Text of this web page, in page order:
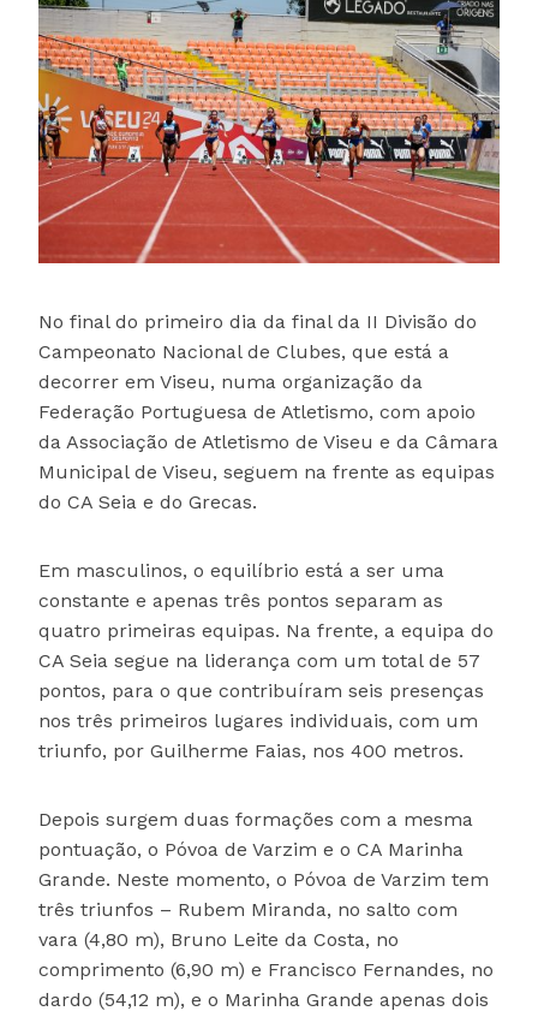
No final do primeiro dia da final da II Divisão do
Campeonato Nacional de Clubes, que está a
decorrer em Viseu, numa organização da
Federação Portuguesa de Atletismo, com apoio
da Associação de Atletismo de Viseu e da Câmara
Municipal de Viseu, seguem na frente as equipas
do CA Seia e do Grecas.
Em masculinos, o equilíbrio está a ser uma
constante e apenas três pontos separam as
quatro primeiras equipas. Na frente, a equipa do
CA Seia segue na liderança com um total de 57
pontos, para o que contribuíram seis presenças
nos três primeiros lugares individuais, com um
triunfo, por Guilherme Faias, nos 400 metros.
Depois surgem duas formações com a mesma
pontuação, o Póvoa de Varzim e o CA Marinha
Grande. Neste momento, o Póvoa de Varzim tem
três triunfos – Rubem Miranda, no salto com
vara (4,80 m), Bruno Leite da Costa, no
comprimento (6,90 m) e Francisco Fernandes, no
dardo (54,12 m), e o Marinha Grande apenas dois